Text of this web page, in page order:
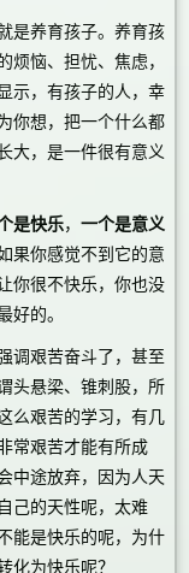
养育孩子。养育孩
烦恼、担忧、焦虑，
示，有孩子的人，幸
你想，把一个什么都
大，是一件很有意义
是快乐， 一个是意义
果你感觉不到它的意
你很不快乐，你也没
好的。
艰苦奋斗了，甚至
头悬梁、锥刺股，所
么艰苦的学习，有几
常艰苦才能有所成
中途放弃，因为人天
己的天性呢，太难
能是快乐的呢，为什
化为快乐呢？